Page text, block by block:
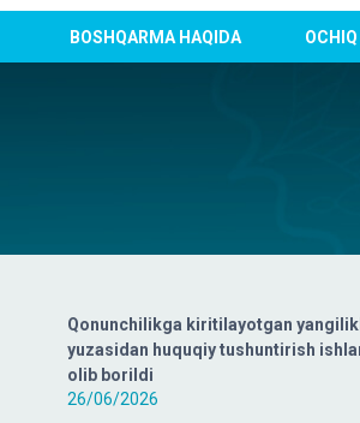
BOSHQARMA HAQIDA
Qonunchilikga kiritilayotgan
yuzasidan huquqiy tushuntirish
olib borildi
26/06/2026